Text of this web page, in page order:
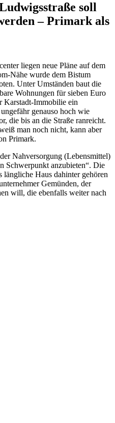
soll
– Primark als
liegen neue Pläne auf dem
Nähe wurde dem Bistum
Unter Umständen baut die
Wohnungen für sieben Euro
Karstadt-Immobilie ein
genauso hoch wie
die bis an die Straße ranreicht.
man noch nicht, kann aber
Primark.
Nahversorgung (Lebensmittel)
Schwerpunkt anzubieten“. Die
Haus dahinter gehören
Gemünden, der
will, die ebenfalls weiter nach